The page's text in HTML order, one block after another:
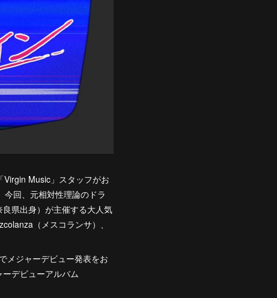
Music」スタッフがお
回、元相対性理論のドラ
県出身）が主催する大人気
（メスコランサ）、
メジャーデビュー発表をお
デビューアルバム